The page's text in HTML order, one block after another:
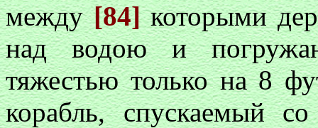
между[84]которыми
над водою и
тяжестью только на 8
корабль, спускаемый